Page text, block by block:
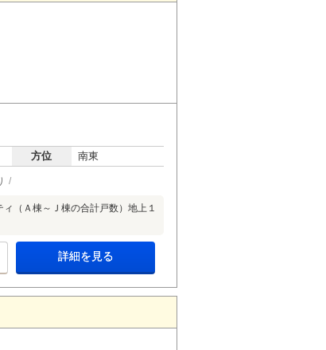
方位 南東
（Ａ棟～Ｊ棟の合計戸数）地上１
詳細を見る